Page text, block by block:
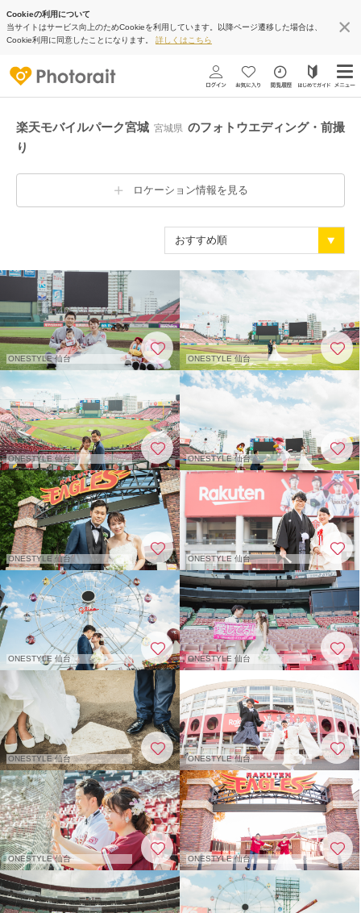
Cookieの利用について
当サイトはサービス向上のためCookieを利用しています。以降ページ遷移した場合は、
Cookie利用に同意したことになります。 詳しくはこちら
楽天モバイルパーク宮城 宮城県 のフォトウエディング・前撮
り
ロケーション情報を見る
ONESTYLE 仙台 ONESTYLE 仙台
ONESTYLE 仙台 ONESTYLE 仙台
ONESTYLE 仙台 ONESTYLE 仙台
ONESTYLE 仙台 ONESTYLE 仙台
ONESTYLE 仙台 ONESTYLE 仙台
ONESTYLE 仙台 ONESTYLE 仙台